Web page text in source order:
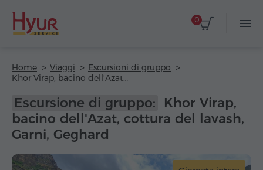
0
Home Viaggi
Escursioni di gruppo
Khor Virap, bacino dell'Azat, cottura del lavash, Garni, Geghard
Escursione di gruppo:
Khor Virap,
bacino dell'Azat, cottura del lavash,
Garni, Geghard